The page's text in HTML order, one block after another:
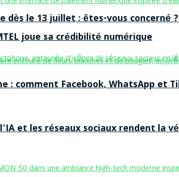
dès le 13 juillet : êtes-vous concerné ?
et les réseaux sociaux rendent la
joue sa crédibilité numérique
: comment Facebook, WhatsApp